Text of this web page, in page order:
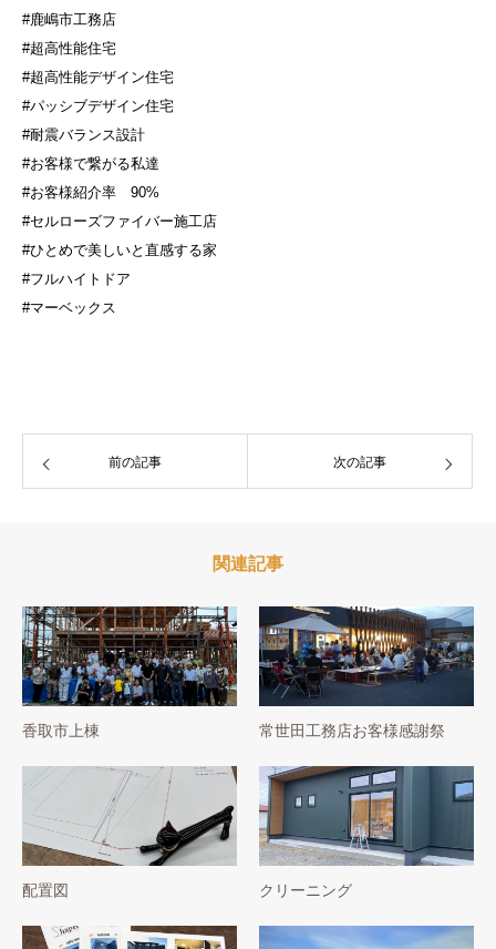
#鹿嶋市工務店
#超高性能住宅
#超高性能デザイン住宅
#パッシブデザイン住宅
#耐震バランス設計
#お客様で繋がる私達
#お客様紹介率 90%
#セルローズファイバー施工店
#ひとめで美しいと直感する家
#フルハイトドア
#マーベックス
前の記事 次の記事
関連記事
香取市上棟 常世田工務店お客様感謝祭
配置図 クリーニング